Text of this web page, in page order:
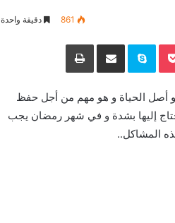
861 دقيقة واحدة
Pocket
Skype مشاركة عبر البريد
أصل الحياة و هو مهم من أجل حفظ
إليها بشدة و في شهر رمضان يجب
المشاكل..